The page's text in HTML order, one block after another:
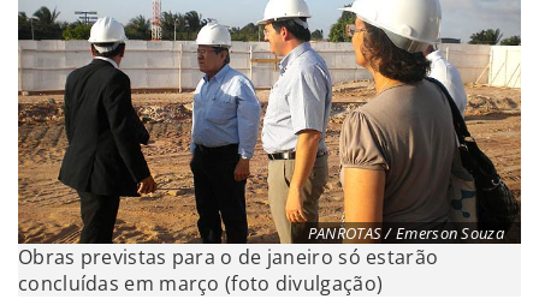
PANROTAS / Emerson Souza
Obras previstas para o de janeiro só estarão
concluídas em março (foto divulgação)